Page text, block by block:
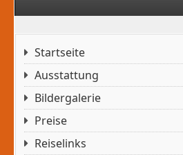
Startseite
Ausstattung
Bildergalerie
Preise
Reiselinks